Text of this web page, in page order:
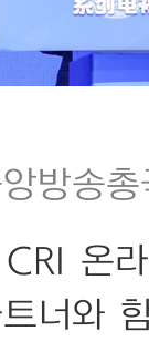
방송
온
너와